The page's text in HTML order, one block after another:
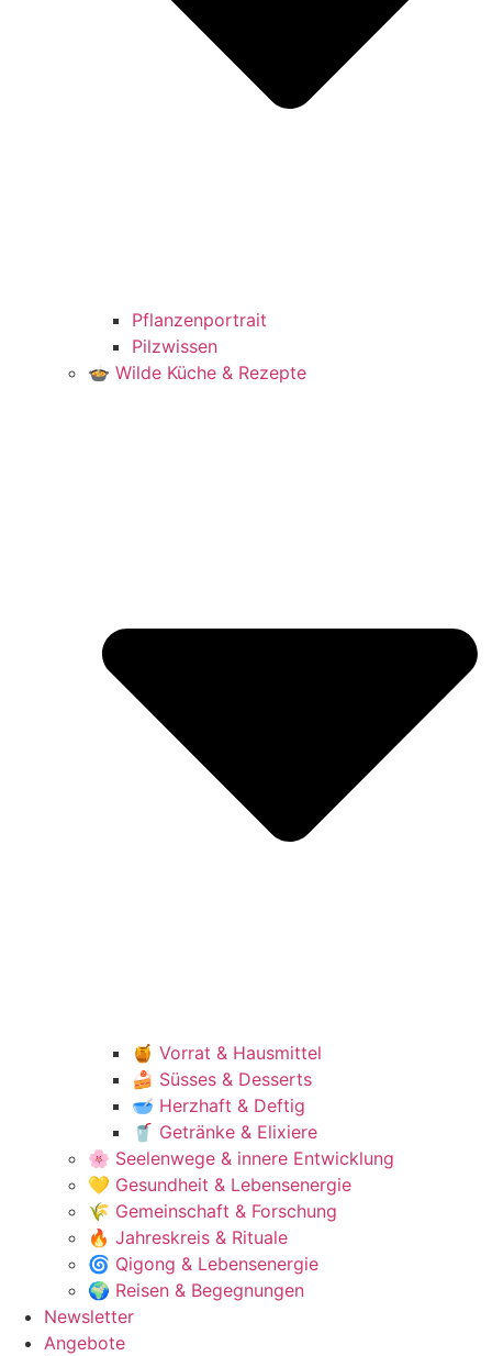
Pflanzenportrait
Pilzwissen
🍲 Wilde Küche & Rezepte
🍯 Vorrat & Hausmittel
🍰 Süsses & Desserts
🥣 Herzhaft & Deftig
🥤 Getränke & Elixiere
🌸 Seelenwege & innere Entwicklung
💛 Gesundheit & Lebensenergie
🌾 Gemeinschaft & Forschung
🔥 Jahreskreis & Rituale
🌀 Qigong & Lebensenergie
🌍 Reisen & Begegnungen
Newsletter
Angebote